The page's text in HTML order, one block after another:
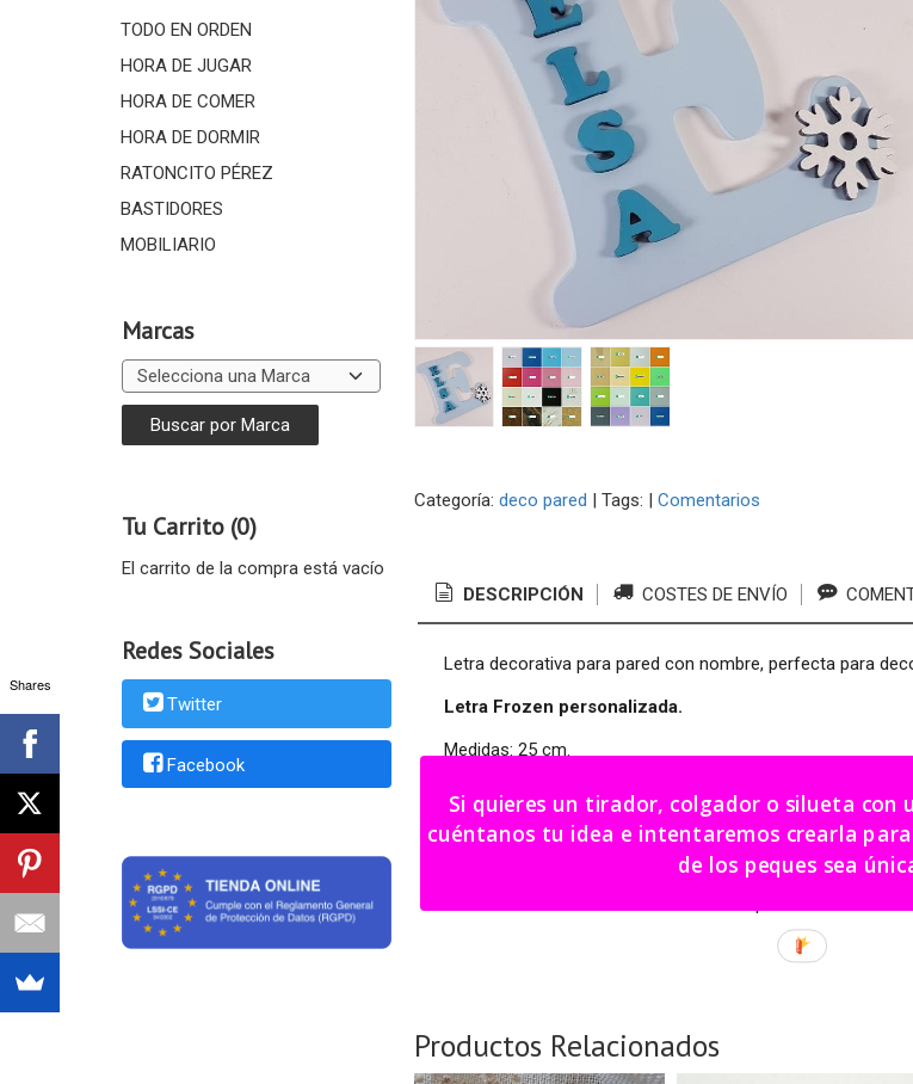
TODO EN ORDEN
HORA DE JUGAR
HORA DE COMER
HORA DE DORMIR
RATONCITO PÉREZ
BASTIDORES
MOBILIARIO
Marcas
Tu Carrito (0)
El carrito de la compra está vacío
Redes Sociales
Twitter
Facebook
Categoría: deco pared | Tags: | Comentarios
DESCRIPCIÓN COSTES DE ENVÍO
Letra decorativa para pared con nombre, perfecta para
Letra Frozen personalizada.
Medidas: 25 cm.
La letra será la primera inicial del nombre indicado y
colores al igual que el nombre.
Al ser un producto artesanal las medidas pueden variar
Productos Relacionados
Shares
Si quieres un tirador, colgador o silueta
cuéntanos tu idea e intentaremos crearla para ti. ¡Haz que la
de los peques sea